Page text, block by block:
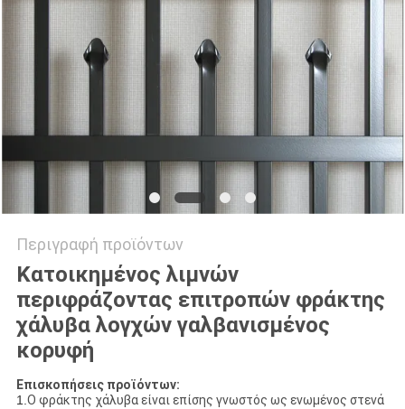
Περιγραφή προϊόντων
Κατοικημένος λιμνών
περιφράζοντας επιτροπών φράκτης
χάλυβα λογχών γαλβανισμένος
κορυφή
Επισκοπήσεις προϊόντων:
1.Ο φράκτης χάλυβα είναι επίσης γνωστός ως ενωμένος στενά